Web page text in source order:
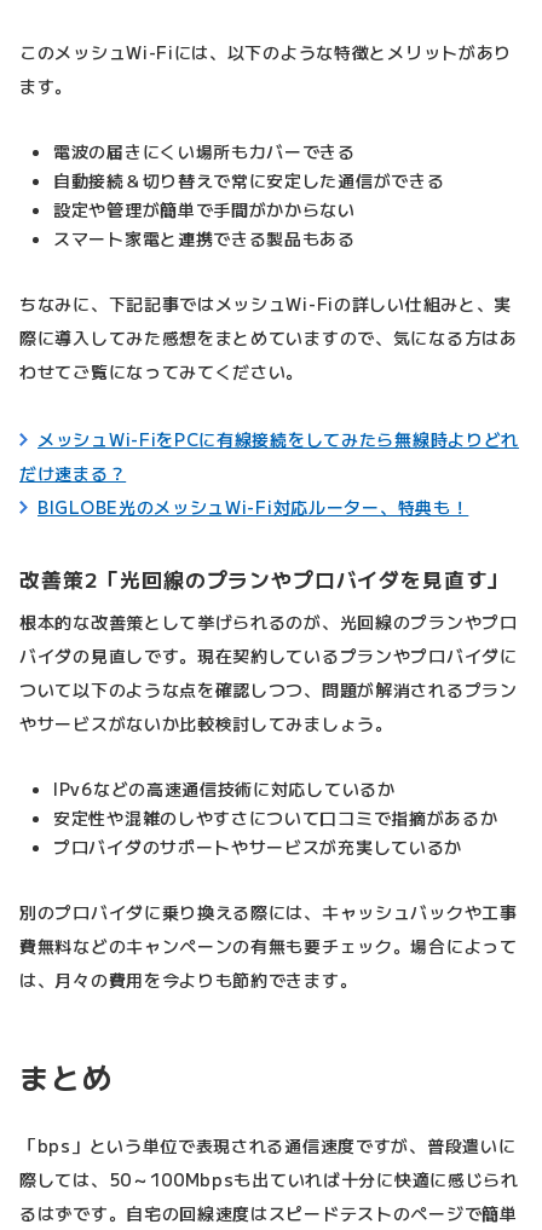
このメッシュWi-Fiには、以下のような特徴とメリットがあり
ます。
電波の届きにくい場所もカバーできる
自動接続＆切り替えで常に安定した通信ができる
設定や管理が簡単で手間がかからない
スマート家電と連携できる製品もある
ちなみに、下記記事ではメッシュWi-Fiの詳しい仕組みと、実
際に導入してみた感想をまとめていますので、気になる方はあ
わせてご覧になってみてください。
メッシュWi-FiをPCに有線接続をしてみたら無線時よりどれ
だけ速まる？
BIGLOBE光のメッシュWi-Fi対応ルーター、特典も！
改善策2「光回線のプランやプロバイダを見直す」
根本的な改善策として挙げられるのが、光回線のプランやプロ
バイダの見直しです。現在契約しているプランやプロバイダに
ついて以下のような点を確認しつつ、問題が解消されるプラン
やサービスがないか比較検討してみましょう。
IPv6などの高速通信技術に対応しているか
安定性や混雑のしやすさについて口コミで指摘があるか
プロバイダのサポートやサービスが充実しているか
別のプロバイダに乗り換える際には、キャッシュバックや工事
費無料などのキャンペーンの有無も要チェック。場合によって
は、月々の費用を今よりも節約できます。
まとめ
「bps」という単位で表現される通信速度ですが、普段遣いに
際しては、50～100Mbpsも出ていれば十分に快適に感じられ
るはずです。自宅の回線速度はスピードテストのページで簡単